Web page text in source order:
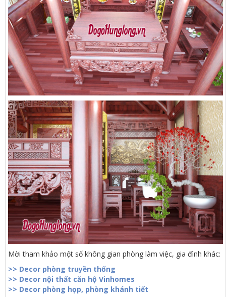
Mời tham khảo một số không gian phòng làm việc, gia đình khác:
>> Decor phòng truyền thống
>> Decor nội thất căn hộ Vinhomes
>> Decor phòng họp, phòng khánh tiết